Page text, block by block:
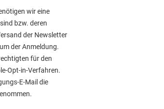
wir eine
bzw. deren
der Newsletter
der Anmeldung.
für den
Opt-in-Verfahren.
E-Mail die